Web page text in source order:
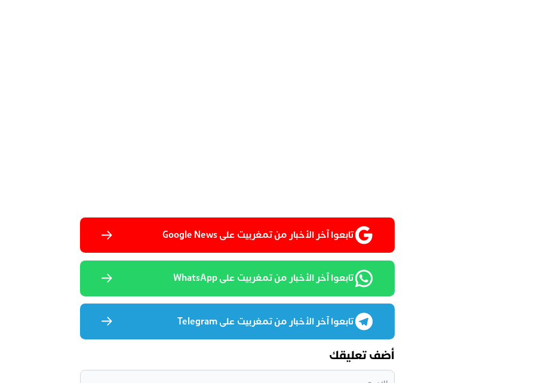
تابعوا آخر الأخبار من تمغربيت على Google News
تابعوا آخر الأخبار من تمغربيت على WhatsApp
تابعوا آخر الأخبار من تمغربيت على Telegram
أضف تعليقك